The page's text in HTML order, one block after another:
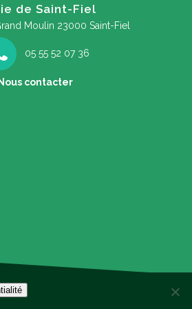
de Saint-Fiel
Moulin 23000 Saint-Fiel
05 55 52 07 36
contacter